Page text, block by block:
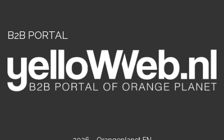
B2B PORTAL